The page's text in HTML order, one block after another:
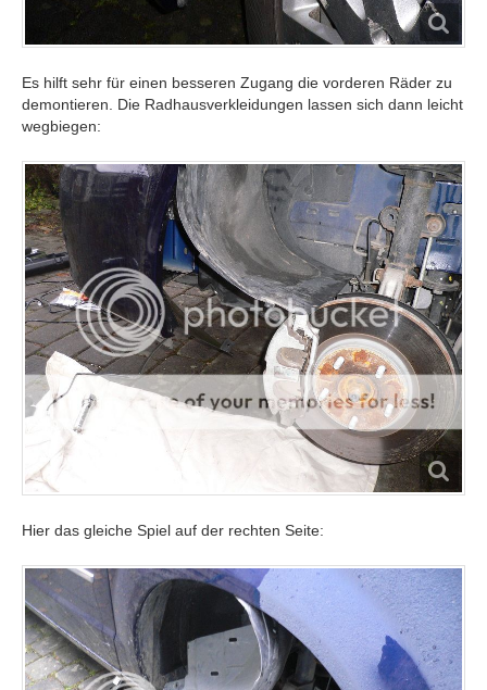
Es hilft sehr für einen besseren Zugang die vorderen Räder zu
demontieren. Die Radhausverkleidungen lassen sich dann leicht
wegbiegen:
Hier das gleiche Spiel auf der rechten Seite: